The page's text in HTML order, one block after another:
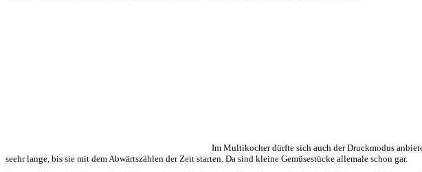
Im Multikocher dürfte sich auch der Druckmodus
seehr lange, bis sie mit dem Abwärtszählen der Zeit starten. Da sind kleine Gemüsestücke allemale schon gar.